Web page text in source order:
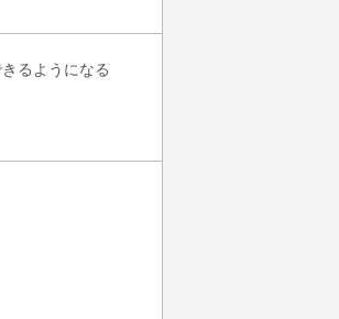
るようになる